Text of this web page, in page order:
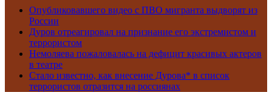
Опубликовавшего видео с ПВО мигранта выдворят из
России
Дуров отреагировал на признание его экстремистом и
террористом
Немоляева пожаловалась на дефицит красивых актеров
в театре
Стало известно, как внесение Дурова* в список
террористов отразится на россиянах